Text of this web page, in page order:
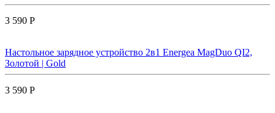
3 590 Р
Настольное зарядное устройство 2в1 Energea MagDuo QI2,
Золотой | Gold
3 590 Р